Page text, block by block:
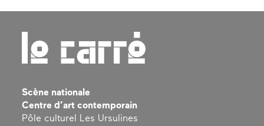
Scène nationale
Centre d’art contemporain
Pôle culturel Les Ursulines